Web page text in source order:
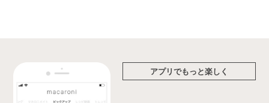
アプリでもっと楽しく